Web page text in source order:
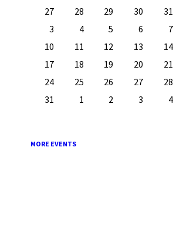
calendar
27 28 29 30 31
3
4 5 6 7
10
11 12 13 14
17
18 19 20 21
24
25 26 27 28
31
1 2 3 4
days
MORE EVENTS